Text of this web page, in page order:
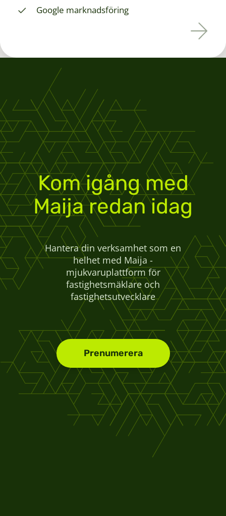
Google marknadsföring
Kom igång med
Maija redan idag
Hantera din verksamhet som en
helhet med Maija -
mjukvaruplattform för
fastighetsmäklare och
fastighetsutvecklare
Prenumerera